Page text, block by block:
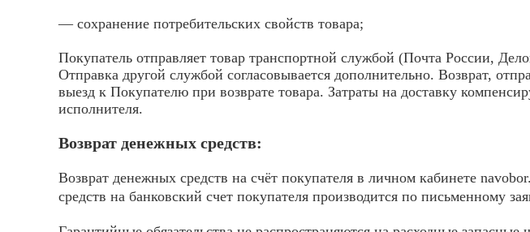
— сохранение потребительских свойств товара;
Покупатель отправляет товар транспортной службой (Почта России,
Отправка другой службой согласовывается дополнительно. Возврат,
выезд к Покупателю при возврате товара. Затраты на доставку
исполнителя.
Возврат денежных средств:
Возврат денежных средств на счёт покупателя в личном кабинете
средств на банковский счет покупателя производится по письменному